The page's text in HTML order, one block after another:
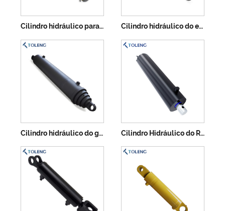
Cilindro hidráulico para escavadeira Cilindro hidráulico do escavador
Cilindro hidráulico do guindaste Cilindro Hidráulico do Reboque Basculante